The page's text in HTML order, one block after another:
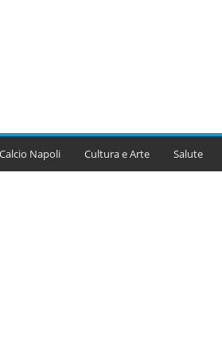
Calcio Napoli Cultura e Arte Salute